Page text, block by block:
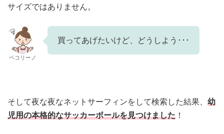
サイズではありません。
ペコリーノ
買ってあげたいけど、どうしよう･･･
そして夜な夜なネットサーフィンをして検索した結果、 幼
児用の本格的なサッカーボールを見つけました ！